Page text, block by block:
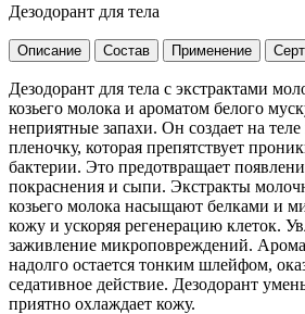
Дезодорант для тела
Описание Состав Применение
Дезодорант для тела с экстрактами
козьего молока и ароматом белого
неприятные запахи. Он создает на
пленочку, которая препятствует
бактерии. Это предотвращает
покраснения и сыпи. Экстракты
козьего молока насыщают белками и
кожу и ускоряя регенерацию клеток.
заживление микроповреждений.
надолго остается тонким шлейфом,
седативное действие. Дезодорант
приятно охлаждает кожу.